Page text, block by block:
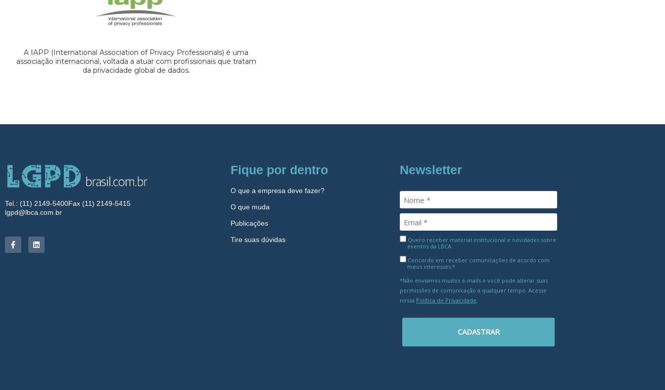
A IAPP (International Association of Privacy Professionals) é uma
associação internacional, voltada a atuar com profissionais que tratam
da privacidade global de dados.
Tel.: (11) 2149-5400Fax (11) 2149-5415
lgpd@lbca.com.br
Fique por dentro
O que a empresa deve fazer?
O que muda
Publicações
Tire suas dúvidas
Newsletter
Quero receber material institucional e novidades sobre
eventos da LBCA
Concordo em receber comunicações de acordo com
meus interesses.*
*Não enviamos muitos e-mails e você pode alterar suas
permissões de comunicação a qualquer tempo. Acesse
nossa Política de Privacidade
CADASTRAR